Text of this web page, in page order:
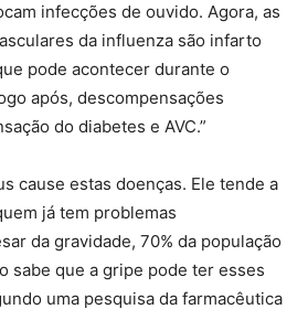
infecções de ouvido. Agora, as
da influenza são infarto
pode acontecer durante o
após, descompensações
do diabetes e AVC.”
cause estas doenças. Ele tende a
já tem problemas
da gravidade, 70% da população
sabe que a gripe pode ter esses
uma pesquisa da farmacêutica